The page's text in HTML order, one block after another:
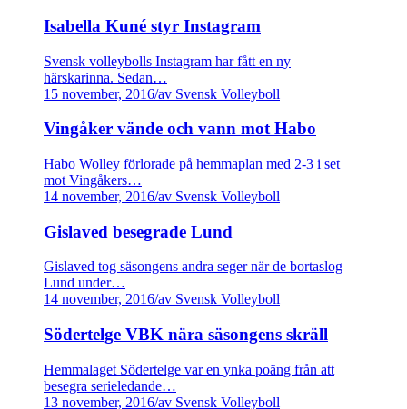
Isabella Kuné styr Instagram
Svensk volleybolls Instagram har fått en ny
härskarinna. Sedan…
15 november, 2016/av Svensk Volleyboll
Vingåker vände och vann mot Habo
Habo Wolley förlorade på hemmaplan med 2-3 i set
mot Vingåkers…
14 november, 2016/av Svensk Volleyboll
Gislaved besegrade Lund
Gislaved tog säsongens andra seger när de bortaslog
Lund under…
14 november, 2016/av Svensk Volleyboll
Södertelge VBK nära säsongens skräll
Hemmalaget Södertelge var en ynka poäng från att
besegra serieledande…
13 november, 2016/av Svensk Volleyboll